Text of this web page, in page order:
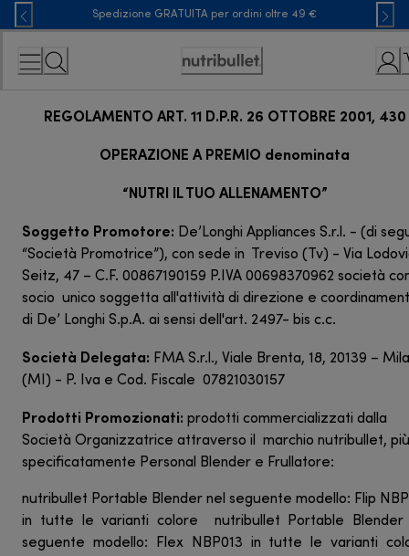
Skip
to
Content
Spedizione GRATUITA per ordini oltre 49 €
Accessibility
REGOLAMENTO ART. 11 D.P.R. 26 OTTOBRE 2001, 430
OPERAZIONE A PREMIO denominata
“NUTRI IL TUO ALLENAMENTO”
Soggetto Promotore: De’Longhi Appliances S.r.l. - (di
“Società Promotrice”), con sede in Treviso (Tv) - Via
Seitz, 47 – C.F. 00867190159 P.IVA 00698370962 società
socio unico soggetta all'attività di direzione e
di De’ Longhi S.p.A. ai sensi dell'art. 2497- bis c.c.
Società Delegata: FMA S.r.l., Viale Brenta, 18, 20139 –
(MI) - P. Iva e Cod. Fiscale 07821030157
Prodotti Promozionati: prodotti commercializzati dalla
Società Organizzatrice attraverso il marchio nutribullet, più
specificatamente Personal Blender e Frullatore:
nutribullet Portable Blender nel seguente modello: Flip
in tutte le varianti colore nutribullet Portable Blender
seguente modello: Flex NBP013 in tutte le varianti